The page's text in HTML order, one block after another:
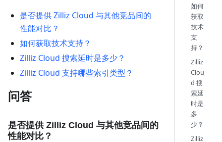
是否提供 Zilliz Cloud 与其他竞品间的
性能对比？
如何获取技术支持？
Zilliz Cloud 搜索延时是多少？
Zilliz Cloud 支持哪些索引类型？
问答
是否提供 Zilliz Cloud 与其他竞品间的
性能对比？
如何
获取
技术
支
持？
Zilliz
Clou
d 搜
索延
时是
多
少？
Zilliz